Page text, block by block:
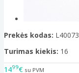
Prekės kodas: L40073
Turimas kiekis: 16
1499€ su PVM